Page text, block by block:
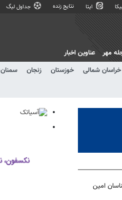
ایتا نتایج زنده جداول لیگ
خراسان شمالی خوزستان زنجان سمنان
مهر عناوین اخبار
امین